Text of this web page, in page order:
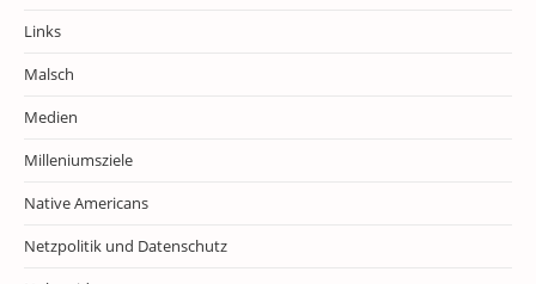
Links
Malsch
Medien
Milleniumsziele
Native Americans
Netzpolitik und Datenschutz